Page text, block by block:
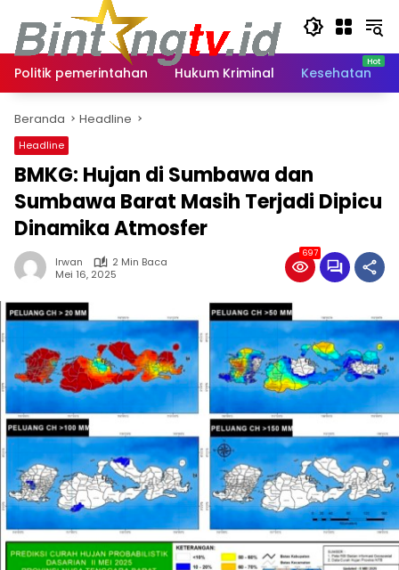
konten
Politik pemerintahan
Hukum Kriminal Kesehatan
Beranda Headline
Headline
BMKG: Hujan di Sumbawa dan
Sumbawa Barat Masih Terjadi Dipicu
Dinamika Atmosfer
Irwan
2 Min Baca
Mei 16, 2025
697